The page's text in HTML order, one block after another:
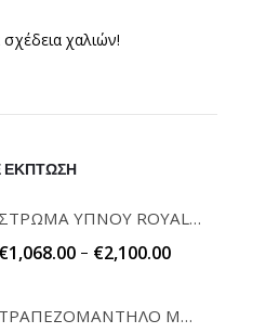
χαλιών!
ΕΚΠΤΩΣΗ
ΣΤΡΩΜΑ ΥΠΝΟΥ ROYAL SOVEREIGN DUNLOPILLO
€1,068.00 – €2,100.00
ΤΡΑΠΕΖΟΜΑΝΤΗΛΟ MONTRESOR 140x180 TEORAN